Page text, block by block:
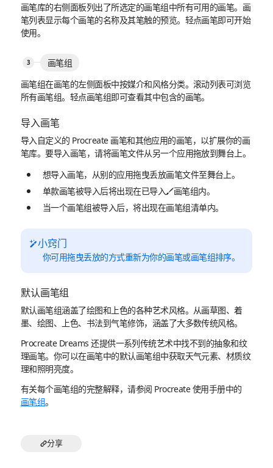
画笔库的右侧面板列出了所选定的画笔组中所有可用的画笔。画
笔列表显示每个画笔的名称及其笔触的预览。轻点画笔即可开始
使用。
画笔组
画笔组在画笔的左侧面板中按媒介和风格分类。滚动列表可浏览
所有画笔组。轻点画笔组即可查看其中包含的画笔。
导入画笔
导入自定义的 Procreate 画笔和其他应用的画笔，以扩展你的画
笔库。要导入画笔，请将画笔文件从另一个应用拖放到舞台上。
想导入画笔，从别的应用拖曳丢放画笔文件至舞台上。
单款画笔被导入后将出现在已导入
画笔组内。
当一个画笔组被导入后，将出现在画笔组清单内。
小窍门
你可用拖曳丢放的方式重新为你的画笔或画笔组排序。
默认画笔组
默认画笔组涵盖了绘图和上色的各种艺术风格。从画草图、着
墨、绘图、上色、书法到气笔修饰，涵盖了大多数传统风格。
Procreate Dreams 还提供一系列传统艺术中找不到的抽象和纹
理画笔。你可以在画笔中的默认画笔组中获取天气元素、材质纹
理和照明亮度。
有关每个画笔组的完整解释，请参阅 Procreate 使用手册中的
画笔组。
分享